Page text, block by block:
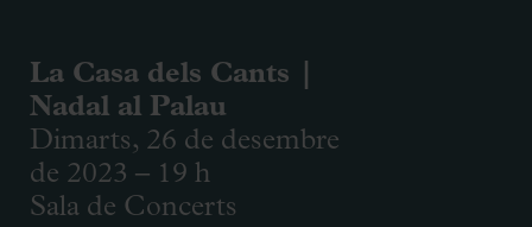
La Casa dels Cants |
Nadal al Palau
Dimarts, 26 de desembre
de 2023 – 19 h
Sala de Concerts